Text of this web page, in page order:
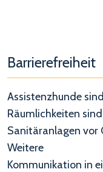
Barrierefreiheit
Assistenzhunde
Räumlichkeiten
Sanitäranlagen vor
Weitere
Kommunikation in